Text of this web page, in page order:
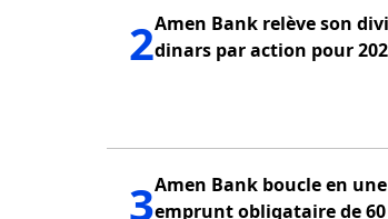
2Amen Bank relève son
dinars par action pour
3Amen Bank boucle en
emprunt obligataire de